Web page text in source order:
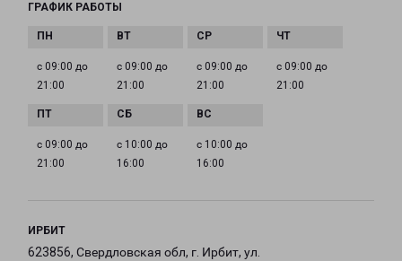
ГРАФИК РАБОТЫ
с 09:00 до
21:00
с 09:00 до
21:00
с 09:00 до
21:00
с 09:00 до
21:00
с 09:00 до
21:00
с 10:00 до
16:00
с 10:00 до
16:00
ИРБИТ
623856, Свердловская обл, г. Ирбит, ул.